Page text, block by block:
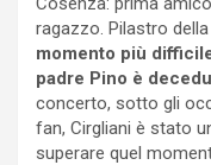
ragazzo. Pilastro
momento più
padre Pino è
concerto, sotto gli
fan, Cirgliani è stato
superare quel